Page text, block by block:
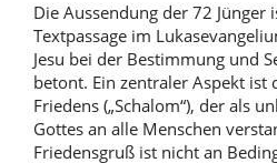
Die Aussendung der 72 Jünger
Textpassage im
Jesu bei der Bestimmung und
betont. Ein zentraler Aspekt ist
Friedens („Schalom“), der als
Gottes an alle Menschen
Friedensgruß ist nicht an